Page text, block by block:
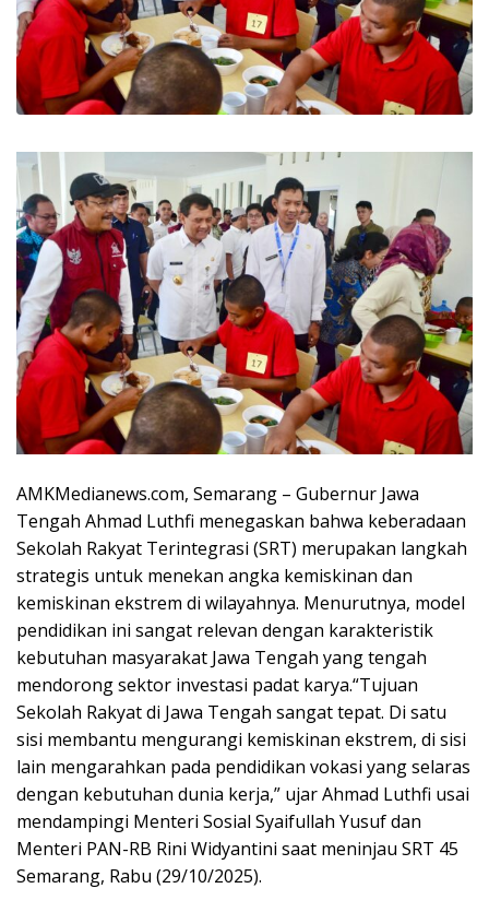
AMKMedianews.com, Semarang – Gubernur Jawa
Tengah Ahmad Luthfi menegaskan bahwa keberadaan
Sekolah Rakyat Terintegrasi (SRT) merupakan langkah
strategis untuk menekan angka kemiskinan dan
kemiskinan ekstrem di wilayahnya. Menurutnya, model
pendidikan ini sangat relevan dengan karakteristik
kebutuhan masyarakat Jawa Tengah yang tengah
mendorong sektor investasi padat karya.“Tujuan
Sekolah Rakyat di Jawa Tengah sangat tepat. Di satu
sisi membantu mengurangi kemiskinan ekstrem, di sisi
lain mengarahkan pada pendidikan vokasi yang selaras
dengan kebutuhan dunia kerja,” ujar Ahmad Luthfi usai
mendampingi Menteri Sosial Syaifullah Yusuf dan
Menteri PAN-RB Rini Widyantini saat meninjau SRT 45
Semarang, Rabu (29/10/2025).